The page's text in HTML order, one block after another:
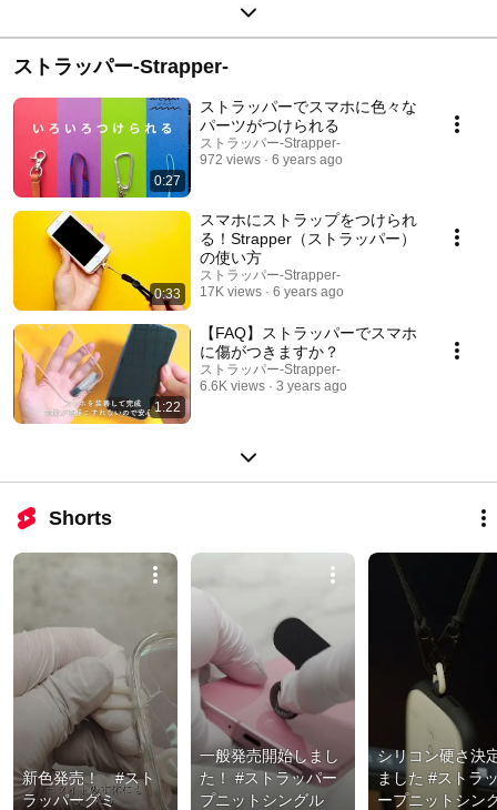
ストラッパー-Strapper-
0:27
ストラッパーでスマホに色々な
パーツがつけられる
ストラッパー-Strapper-
972 views
6 years ago
0:33
スマホにストラップをつけられ
る！Strapper（ストラッパー）
の使い方
ストラッパー-Strapper-
17K views
6 years ago
1:22
【FAQ】ストラッパーでスマホ
に傷がつきますか？
ストラッパー-Strapper-
6.6K views
3 years ago
Shorts
新色発売！　#スト
ラッパーグミ
一般発売開始しまし
た！ #ストラッパー
プニットシングル
シリコン硬さ決
ました #ストラ
ープニットシン